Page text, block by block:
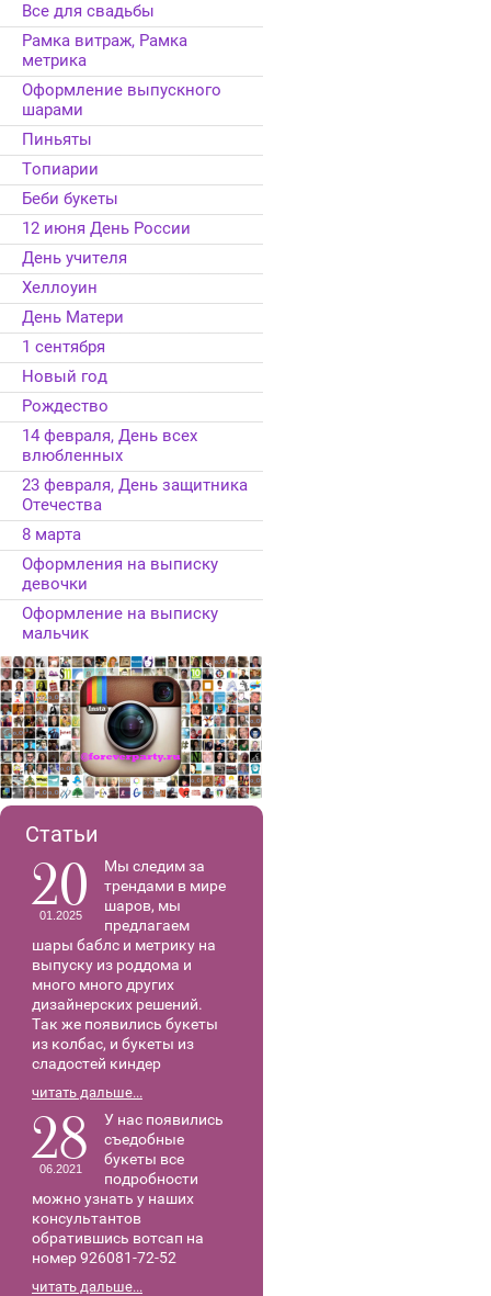
Все для свадьбы
Рамка витраж, Рамка
метрика
Оформление выпускного
шарами
Пиньяты
Топиарии
Беби букеты
12 июня День России
День учителя
Хеллоуин
День Матери
1 сентября
Новый год
Рождество
14 февраля, День всех
влюбленных
23 февраля, День защитника
Отечества
8 марта
Оформления на выписку
девочки
Оформление на выписку
мальчик
Статьи
20
01.2025
Мы следим за
трендами в мире
шаров, мы
предлагаем
шары баблс и метрику на
выпуску из роддома и
много много других
дизайнерских решений.
Так же появились букеты
из колбас, и букеты из
сладостей киндер
читать дальше...
28
06.2021
У нас появились
съедобные
букеты все
подробности
можно узнать у наших
консультантов
обратившись вотсап на
номер 926081-72-52
читать дальше...